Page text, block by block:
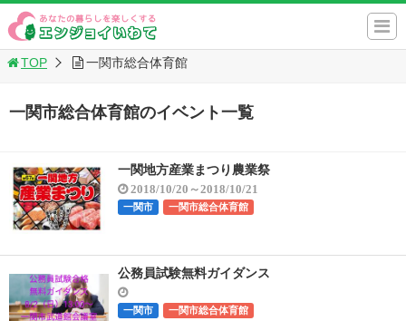
TOP 一関市総合体育館
一関市総合体育館のイベント一覧
一関地方産業まつり農業祭
2018/10/20～2018/10/21
一関市 一関市総合体育館
公務員試験無料ガイダンス
一関市 一関市総合体育館